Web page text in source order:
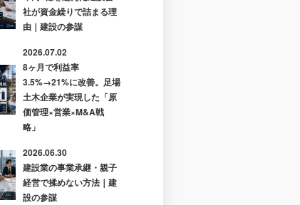
社が資金繰りで詰まる理
由｜建設の参謀
2026.07.02
8ヶ月で利益率
3.5%→21%に改善。足場
土木企業が実現した「原
価管理×営業×M&A戦
略」
2026.06.30
建設業の事業承継・親子
経営で揉めない方法｜建
設の参謀